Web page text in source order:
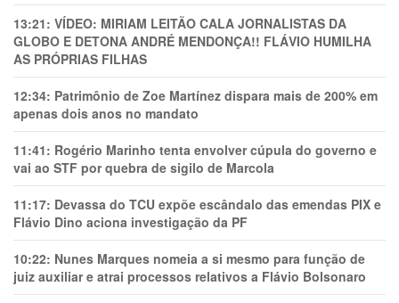
13:21: VÍDEO: MIRIAM LEITÃO CALA JORNALISTAS DA
GLOBO E DETONA ANDRÉ MENDONÇA!! FLÁVIO HUMILHA
AS PRÓPRIAS FILHAS
12:34: Patrimônio de Zoe Martínez dispara mais de 200% em
apenas dois anos no mandato
11:41: Rogério Marinho tenta envolver cúpula do governo e
vai ao STF por quebra de sigilo de Marcola
11:17: Devassa do TCU expõe escândalo das emendas PIX e
Flávio Dino aciona investigação da PF
10:22: Nunes Marques nomeia a si mesmo para função de
juiz auxiliar e atrai processos relativos a Flávio Bolsonaro